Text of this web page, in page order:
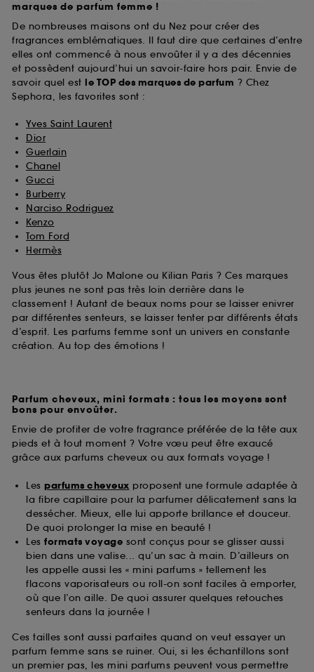
marques de parfum femme !
De nombreuses maisons ont du Nez pour créer des
fragrances emblématiques. Il faut dire que certaines d’entre
elles ont commencé à nous envoûter il y a des décennies
et possèdent aujourd’hui un savoir-faire hors pair. Envie de
savoir quel est le TOP des marques de parfum ? Chez
Sephora, les favorites sont :
Yves Saint Laurent
Dior
Guerlain
Chanel
Gucci
Burberry
Narciso Rodriguez
Kenzo
Tom Ford
Hermès
Vous êtes plutôt Jo Malone ou Kilian Paris ? Ces marques
plus jeunes ne sont pas très loin derrière dans le
classement ! Autant de beaux noms pour se laisser enivrer
par différentes senteurs, se laisser tenter par différents états
d’esprit. Les parfums femme sont un univers en constante
création. Au top des émotions !
Parfum cheveux, mini formats : tous les moyens sont
bons pour envoûter.
Envie de profiter de votre fragrance préférée de la tête aux
pieds et à tout moment ? Votre vœu peut être exaucé
grâce aux parfums cheveux ou aux formats voyage !
Les parfums cheveux proposent une formule adaptée à
la fibre capillaire pour la parfumer délicatement sans la
dessécher. Mieux, elle lui apporte brillance et douceur.
De quoi prolonger la mise en beauté !
Les formats voyage sont conçus pour se glisser aussi
bien dans une valise... qu’un sac à main. D’ailleurs on
les appelle aussi les « mini parfums » tellement les
flacons vaporisateurs ou roll-on sont faciles à emporter,
où que l’on aille. De quoi assurer quelques retouches
senteurs dans la journée !
Ces tailles sont aussi parfaites quand on veut essayer un
parfum femme sans se ruiner. Oui, si les échantillons sont
un premier pas, les mini parfums peuvent vous permettre